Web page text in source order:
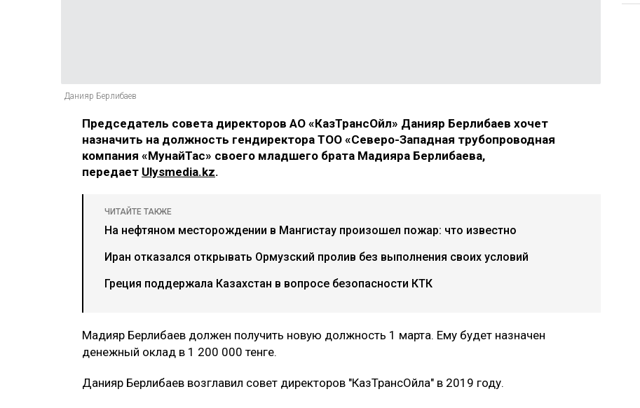
Данияр Берлибаев
Председатель совета директоров АО «КазТрансОйл» Данияр Берлибаев хочет
назначить на должность гендиректора ТОО «Северо-Западная трубопроводная
компания «МунайТас» своего младшего брата Мадияра Берлибаева,
передает Ulysmedia.kz.
ЧИТАЙТЕ ТАКЖЕ
На нефтяном месторождении в Мангистау произошел пожар: что известно
Иран отказался открывать Ормузский пролив без выполнения своих условий
Греция поддержала Казахстан в вопросе безопасности КТК
Мадияр Берлибаев должен получить новую должность 1 марта. Ему будет назначен
денежный оклад в 1 200 000 тенге.
Данияр Берлибаев возглавил совет директоров "КазТрансОйла" в 2019 году.